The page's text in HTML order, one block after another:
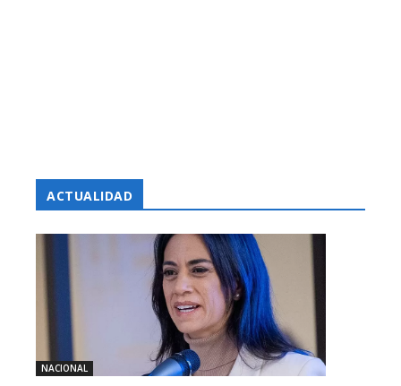
ACTUALIDAD
NACIONAL